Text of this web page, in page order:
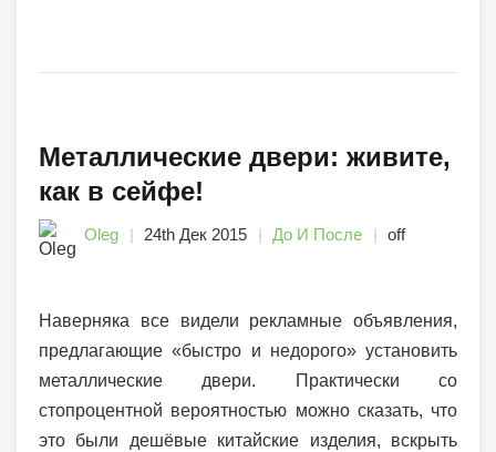
Металлические двери: живите,
как в сейфе!
Oleg 24th Дек 2015 До И После off
Наверняка все видели рекламные объявления,
предлагающие «быстро и недорого» установить
металлические двери. Практически со
стопроцентной вероятностью можно сказать, что
это были дешёвые китайские изделия, вскрыть